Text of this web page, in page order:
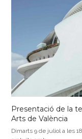
Presentació de la
Arts de València
Dimarts 9 de juliol a les